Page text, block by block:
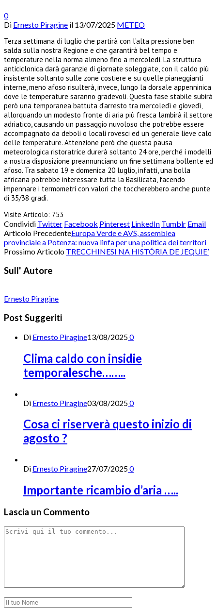
0
Di Ernesto Piragine il 13/07/2025 METEO
Terza settimana di luglio che partirà con l’alta pressione ben
salda sulla nostra Regione e che garantirà bel tempo e
temperature nella norma almeno fino a mercoledì. La struttura
anticiclonica darà garanzie di giornate soleggiate, con il caldo più
insistente soltanto sulle zone costiere e su quelle pianeggianti
interne, meno afoso risulterà, invece, lungo la dorsale appenninica
dove le temperature saranno gradevoli. Questa fase stabile subirà
però una temporanea battuta d’arresto tra mercoledì e giovedì,
allorquando un modesto fronte di aria più fresca lambirà il settore
adriatico, causando un passaggio nuvoloso che potrebbe essere
accompagnato da deboli o locali rovesci ed un generale lieve calo
delle temperature. Attenzione però che questa pausa
meteorologica ristoratrice durerà soltanto 24 ore, perché i modelli
a nostra disposizione preannunciano un fine settimana bollente ed
afoso. Tra sabato 19 e domenica 20 luglio, infatti, una bolla
africana potrebbe interessare tutta la Basilicata, facendo
impennare i termometri con valori che toccherebbero anche punte
di 35/38 gradi.
Visite Articolo: 753
Condividi Twitter Facebook Pinterest LinkedIn Tumblr Email
Articolo PrecedenteEuropa Verde e AVS, assemblea
provinciale a Potenza: nuova linfa per una politica dei territori
Prossimo Articolo TRECCHINESI NA HISTÓRIA DE JEQUIE’
Sull' Autore
Ernesto Piragine
Post Suggeriti
Di Ernesto Piragine13/08/20250
Clima caldo con insidie
temporalesche……..
Di Ernesto Piragine03/08/20250
Cosa ci riserverà questo inizio di
agosto ?
Di Ernesto Piragine27/07/20250
Importante ricambio d’aria …..
Lascia un Commento